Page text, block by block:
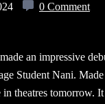
0 Comment
an impressive
Student Nani.
theatres tomorrow.